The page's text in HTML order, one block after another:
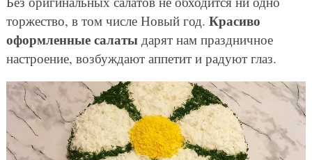
торжество, в том числе Новый год. Красиво
оформленные салатыдарят нам праздничное
настроение, возбуждают аппетит и радуют глаз.